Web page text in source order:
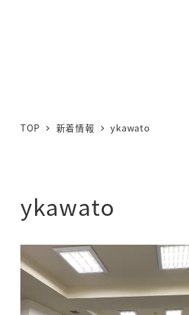
TOP 新着情報 ykawato
ykawato